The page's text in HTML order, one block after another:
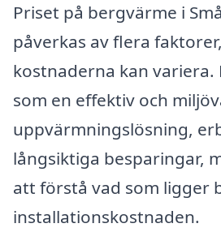
Priset på bergvärme i
påverkas av flera
kostnaderna kan variera.
som en effektiv och
uppvärmningslösning,
långsiktiga besparingar,
att förstå vad som ligger
installationskostnaden.